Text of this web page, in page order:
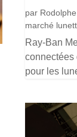
par
marché
Ray-Ban
connectées
pour les